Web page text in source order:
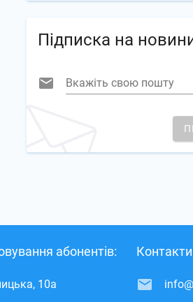
Підписка на
Вкажіть свою пошту
абонентів:
10а